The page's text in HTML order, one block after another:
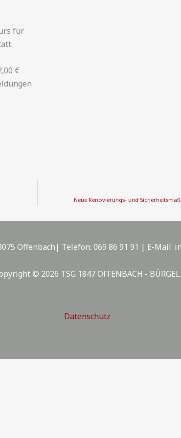
für
€
Neue Renovierungs- und
Offenbach| Telefon: 069 86 91 91 | E-Mail:
© 2026 TSG 1847 OFFENBACH - BÜRGEL
Datenschutz